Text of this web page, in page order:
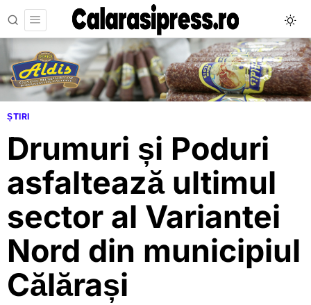
ȘTIRI
Drumuri și Poduri
asfaltează ultimul
sector al Variantei
Nord din municipiul
Călărași